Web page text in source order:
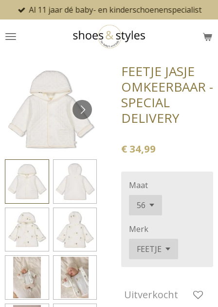
direct
naar
Al 11 jaar dé baby- en kinderschoenenspecialist
FEETJE JASJE
OMKEERBAAR -
SPECIAL
DELIVERY
€ 34,99
Maat
Merk
Uitverkocht